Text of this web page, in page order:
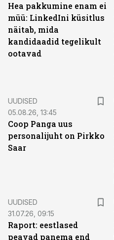
Hea pakkumine enam ei
müü: LinkedIni küsitlus
näitab, mida
kandidaadid tegelikult
ootavad
UUDISED
05.08.26, 13:45
Coop Panga uus
personalijuht on Pirkko
Saar
UUDISED
31.07.26, 09:15
Raport: eestlased
peavad panema end